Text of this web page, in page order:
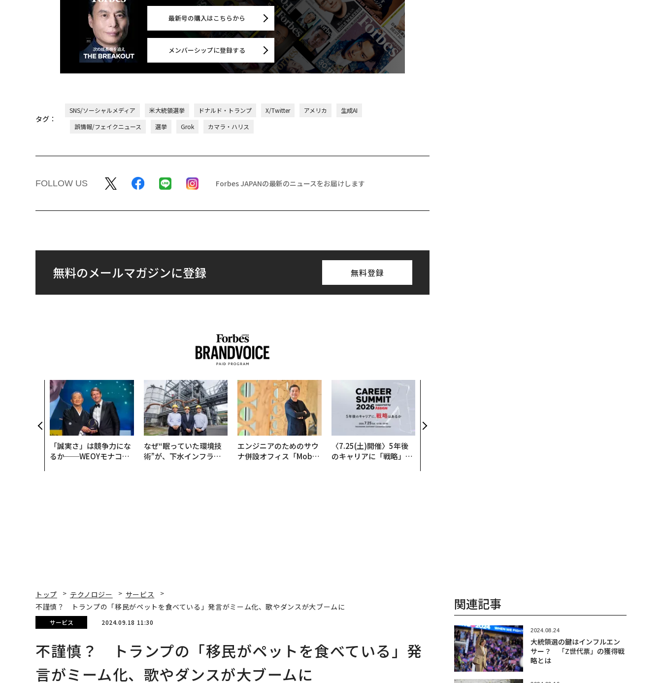
最新号の購入はこちらから
メンバーシップに登録する
タグ：
SNS/ソーシャルメディア 米大統領選挙 ドナルド・トランプ X/Twitter アメリカ
生成AI
誤情報/フェイクニュース
選挙 Grok カマラ・ハリス
FOLLOW US Forbes JAPANの最新のニュースをお届けします
無料のメールマガジンに登録 無料登録
「誠実さ」は競争力にな
るか──WEOYモナコで
なぜ“眠っていた環境技
術”が、下水インフラを
エンジニアのためのサウ
ナ併設オフィス「Mobiu
〈7.25(土)開催〉5年後
のキャリアに「戦略」は
トップ テクノロジー
サービス
不謹慎？ トランプの「移民がペットを食べている」発言がミーム化、歌やダンスが大ブームに
サービス 2024.09.18 11:30
不謹慎？ トランプの「移民がペットを食べている」発
言がミーム化、歌やダンスが大ブームに
関連記事
2024.08.24
大統領選の鍵はインフルエン
サー？ 「Z世代票」の獲得戦
略とは